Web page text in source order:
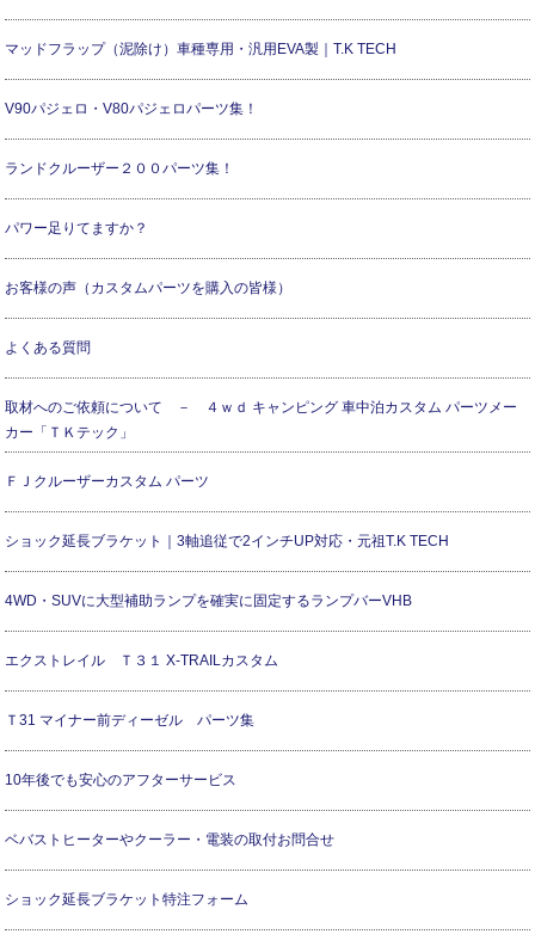
マッドフラップ（泥除け）車種専用・汎用EVA製｜T.K TECH
V90パジェロ・V80パジェロパーツ集！
ランドクルーザー２００パーツ集！
パワー足りてますか？
お客様の声（カスタムパーツを購入の皆様）
よくある質問
取材へのご依頼について － ４ｗｄ キャンピング 車中泊カスタム パーツメー
カー「ＴＫテック」
ＦＪクルーザーカスタム パーツ
ショック延長ブラケット｜3軸追従で2インチUP対応・元祖T.K TECH
4WD・SUVに大型補助ランプを確実に固定するランプバーVHB
エクストレイル Ｔ３１ X-TRAILカスタム
Ｔ31 マイナー前ディーゼル パーツ集
10年後でも安心のアフターサービス
ベバストヒーターやクーラー・電装の取付お問合せ
ショック延長ブラケット特注フォーム